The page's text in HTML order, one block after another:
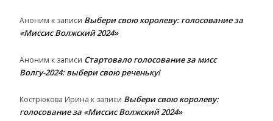
Аноним к записи Выбери свою королеву: голосование за
«Миссис Волжский 2024»
Аноним к записи Стартовало голосование за мисс
Волгу-2024: выбери свою реченьку!
Кострюкова Ирина к записи Выбери свою королеву:
голосование за «Миссис Волжский 2024»